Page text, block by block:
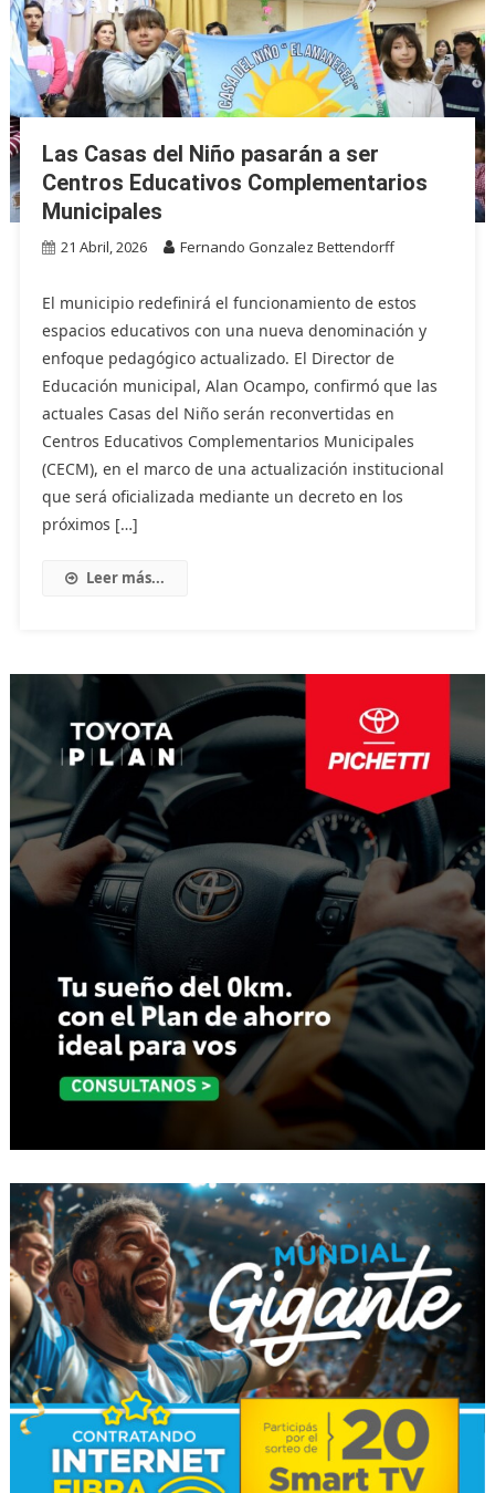
Las Casas del Niño pasarán a ser
Centros Educativos Complementarios
Municipales
21 Abril, 2026 Fernando Gonzalez Bettendorff
El municipio redefinirá el funcionamiento de estos
espacios educativos con una nueva denominación y
enfoque pedagógico actualizado. El Director de
Educación municipal, Alan Ocampo, confirmó que las
actuales Casas del Niño serán reconvertidas en
Centros Educativos Complementarios Municipales
(CECM), en el marco de una actualización institucional
que será oficializada mediante un decreto en los
próximos […]
Leer más...